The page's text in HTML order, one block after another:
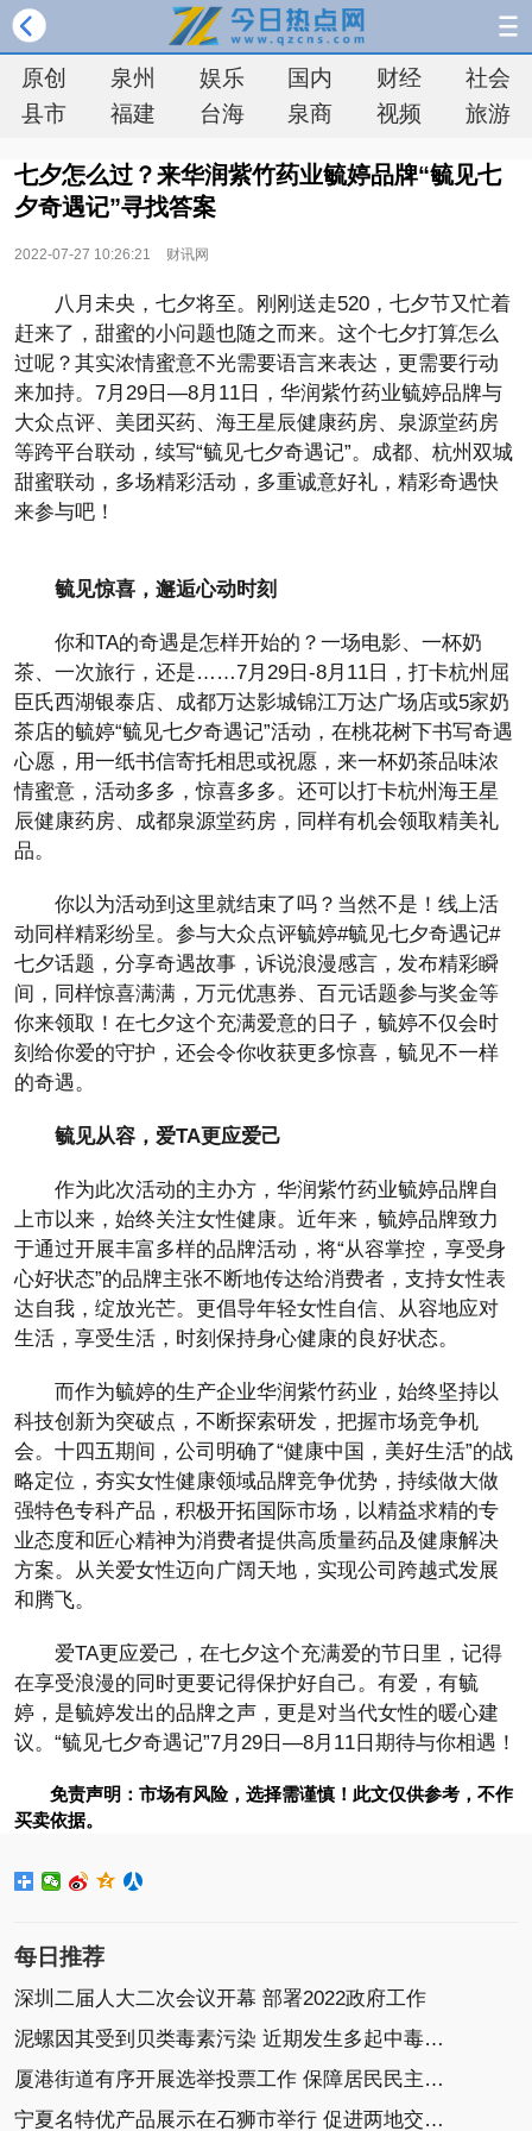
原创 泉州 娱乐 国内 财经
社会
县市
福建 台海 泉商 视频 旅游
七夕怎么过？来华润紫竹药业毓婷品牌“毓见七
夕奇遇记”寻找答案
2022-07-27 10:26:21 财讯网
八月未央，七夕将至。刚刚送走520，七夕节又忙着
赶来了，甜蜜的小问题也随之而来。这个七夕打算怎么
过呢？其实浓情蜜意不光需要语言来表达，更需要行动
来加持。7月29日—8月11日，华润紫竹药业毓婷品牌与
大众点评、美团买药、海王星辰健康药房、泉源堂药房
等跨平台联动，续写“毓见七夕奇遇记”。成都、杭州双城
甜蜜联动，多场精彩活动，多重诚意好礼，精彩奇遇快
来参与吧！
毓见惊喜， 邂逅心动时刻
你和TA的奇遇是怎样开始的？一场电影、一杯奶
茶、一次旅行，还是……7月29日-8月11日，打卡杭州屈
臣氏西湖银泰店、成都万达影城锦江万达广场店或5家奶
茶店的毓婷“毓见七夕奇遇记”活动，在桃花树下书写奇遇
心愿，用一纸书信寄托相思或祝愿，来一杯奶茶品味浓
情蜜意，活动多多，惊喜多多。还可以打卡杭州海王星
辰健康药房、成都泉源堂药房，同样有机会领取精美礼
品。
你以为活动到这里就结束了吗？当然不是！线上活
动同样精彩纷呈。参与大众点评毓婷#毓见七夕奇遇记#
七夕话题，分享奇遇故事，诉说浪漫感言，发布精彩瞬
间，同样惊喜满满，万元优惠券、百元话题参与奖金等
你来领取！在七夕这个充满爱意的日子，毓婷不仅会时
刻给你爱的守护，还会令你收获更多惊喜，毓见不一样
的奇遇。
毓见从容，爱TA更应爱己
作为此次活动的主办方，华润紫竹药业毓婷品牌自
上市以来，始终关注女性健康。近年来，毓婷品牌致力
于通过开展丰富多样的品牌活动，将“从容掌控，享受身
心好状态”的品牌主张不断地传达给消费者，支持女性表
达自我，绽放光芒。更倡导年轻女性自信、从容地应对
生活，享受生活，时刻保持身心健康的良好状态。
而作为毓婷的生产企业华润紫竹药业，始终坚持以
科技创新为突破点，不断探索研发，把握市场竞争机
会。十四五期间，公司明确了“健康中国，美好生活”的战
略定位，夯实女性健康领域品牌竞争优势，持续做大做
强特色专科产品，积极开拓国际市场，以精益求精的专
业态度和匠心精神为消费者提供高质量药品及健康解决
方案。从关爱女性迈向广阔天地，实现公司跨越式发展
和腾飞。
爱TA更应爱己，在七夕这个充满爱的节日里，记得
在享受浪漫的同时更要记得保护好自己。有爱，有毓
婷，是毓婷发出的品牌之声，更是对当代女性的暖心建
议。“毓见七夕奇遇记”7月29日—8月11日期待与你相遇！
免责声明：市场有风险，选择需谨慎！此文仅供参考，不作
买卖依据。
每日推荐
深圳二届人大二次会议开幕 部署2022政府工作
泥螺因其受到贝类毒素污染 近期发生多起中毒事件
厦港街道有序开展选举投票工作 保障居民民主选举权
宁夏名特优产品展示在石狮市举行 促进两地交流协作